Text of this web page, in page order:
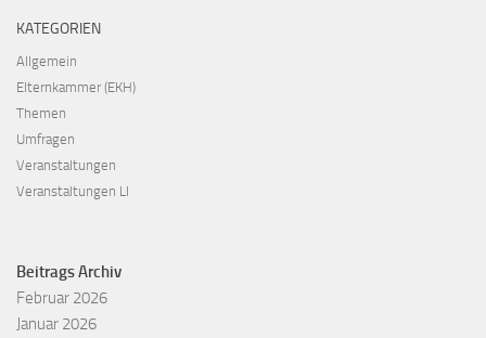
KATEGORIEN
Allgemein
Elternkammer (EKH)
Themen
Umfragen
Veranstaltungen
Veranstaltungen LI
Beitrags Archiv
Februar 2026
Januar 2026